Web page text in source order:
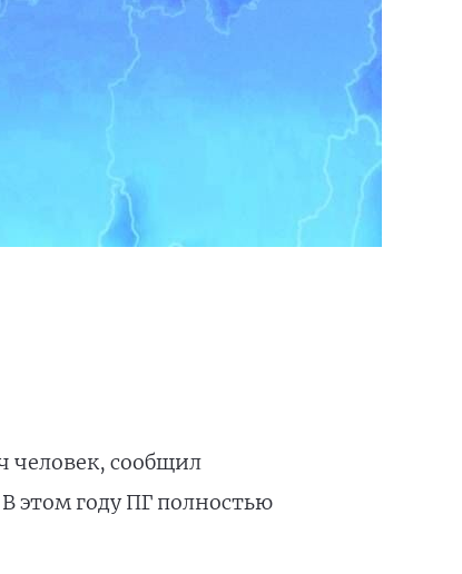
человек, сообщил
В этом году ПГ полностью